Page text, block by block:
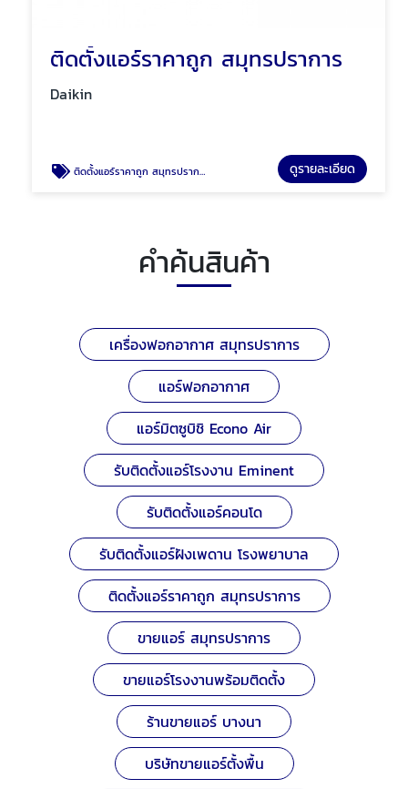
ติดตั้งแอร์ราคาถูก สมุทรปราการ
Daikin
ติดตั้งแอร์ราคาถูก สมุทรปราการ ดูรายละเอียด
คำค้นสินค้า
เครื่องฟอกอากาศ สมุทรปราการ
แอร์ฟอกอากาศ
แอร์มิตซูบิชิ Econo Air
รับติดตั้งแอร์โรงงาน Eminent
รับติดตั้งแอร์คอนโด
รับติดตั้งแอร์ฝังเพดาน โรงพยาบาล
ติดตั้งแอร์ราคาถูก สมุทรปราการ
ขายแอร์ สมุทรปราการ
ขายแอร์โรงงานพร้อมติดตั้ง
ร้านขายแอร์ บางนา
บริษัทขายแอร์ตั้งพื้น